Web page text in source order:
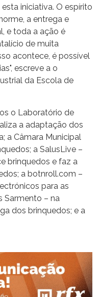
iniciativa. O espírito
a entrega e
e toda a ação é
de muita
acontece, é possível
escreve a o
da Escola de
o Laboratório de
a adaptação dos
a Câmara Municipal
a SalusLive –
brinquedos e faz a
a botnroll.com –
para as
Sarmento – na
dos brinquedos; e a